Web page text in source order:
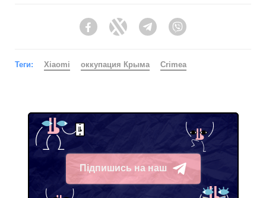
FacebookTwitter Telegram
Теги: Xiaomi оккупация Крыма Crimea
Підпишись на наш
Telegram